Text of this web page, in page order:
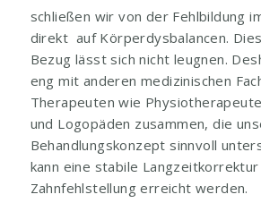
schließen wir von der Fehlbildung
direkt auf Körperdysbalancen.
Bezug lässt sich nicht leugnen.
eng mit anderen medizinischen
Therapeuten wie
und Logopäden zusammen, die
Behandlungskonzept sinnvoll
kann eine stabile
Zahnfehlstellung erreicht werden.